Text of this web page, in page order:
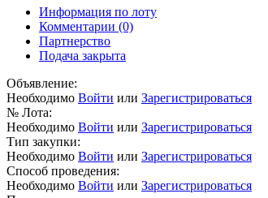
Информация по лоту
Комментарии (0)
Партнерство
Подача закрыта
Объявление:
Необходимо Войти или Зарегистрироваться
№ Лота:
Необходимо Войти или Зарегистрироваться
Тип закупки:
Необходимо Войти или Зарегистрироваться
Способ проведения:
Необходимо Войти или Зарегистрироваться